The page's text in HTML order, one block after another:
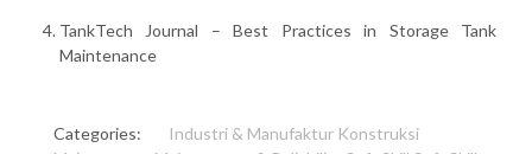
TankTech Journal – Best Practices in Storage Tank
Maintenance
Categories: Industri & Manufaktur Konstruksi